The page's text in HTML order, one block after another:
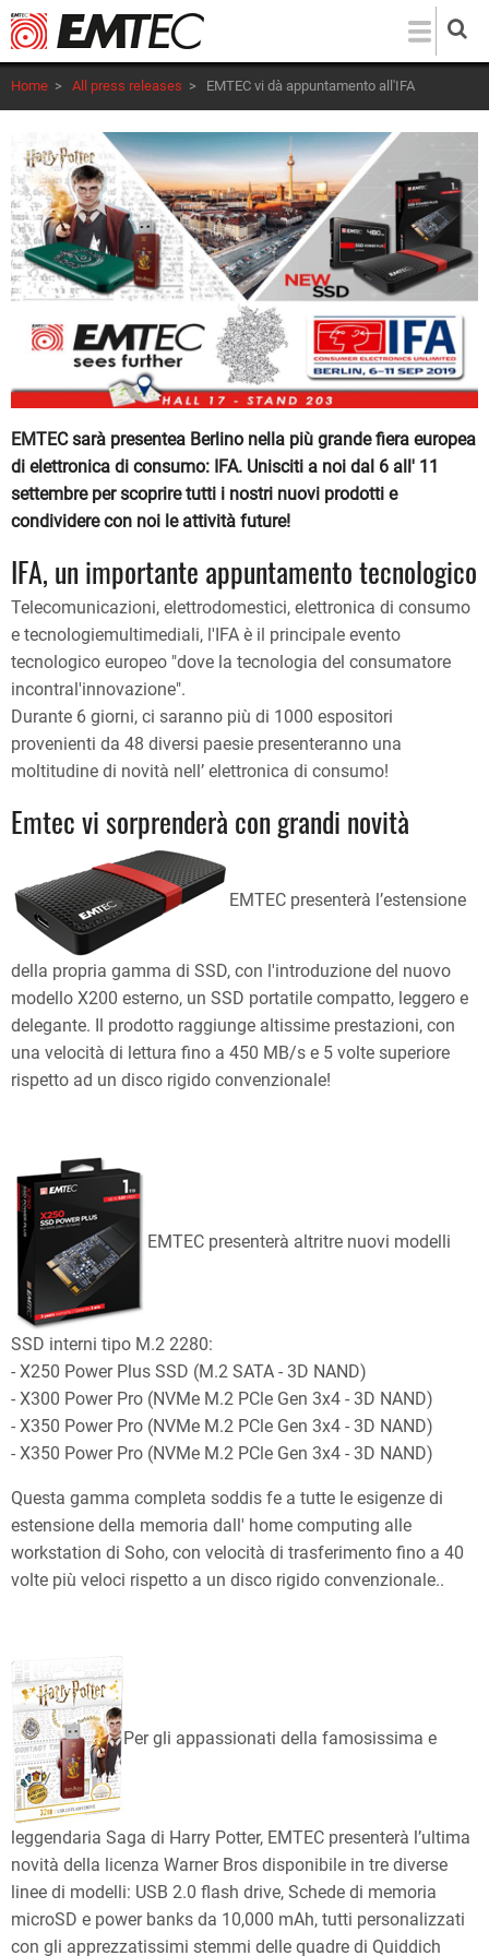
Salta
al
contenuto
principale
Home > All press releases > EMTEC vi dà appuntamento all'IFA
EMTEC sarà presentea Berlino nella più grande fiera europea
di elettronica di consumo: IFA. Unisciti a noi dal 6 all' 11
settembre per scoprire tutti i nostri nuovi prodotti e
condividere con noi le attività future!
IFA, un importante appuntamento tecnologico
Telecomunicazioni, elettrodomestici, elettronica di consumo
e tecnologiemultimediali, l'IFA è il principale evento
tecnologico europeo "dove la tecnologia del consumatore
incontral'innovazione".
Durante 6 giorni, ci saranno più di 1000 espositori
provenienti da 48 diversi paesie presenteranno una
moltitudine di novità nell’ elettronica di consumo!
Emtec vi sorprenderà con grandi novità
EMTEC presenterà l’estensione
della propria gamma di SSD, con l'introduzione del nuovo
modello X200 esterno, un SSD portatile compatto, leggero e
delegante. Il prodotto raggiunge altissime prestazioni, con
una velocità di lettura fino a 450 MB/s e 5 volte superiore
rispetto ad un disco rigido convenzionale!
EMTEC presenterà altritre nuovi modelli
SSD interni tipo M.2 2280:
- X250 Power Plus SSD (M.2 SATA - 3D NAND)
- X300 Power Pro (NVMe M.2 PCle Gen 3x4 - 3D NAND)
- X350 Power Pro (NVMe M.2 PCle Gen 3x4 - 3D NAND)
- X350 Power Pro (NVMe M.2 PCle Gen 3x4 - 3D NAND)
Questa gamma completa soddis fe a tutte le esigenze di
estensione della memoria dall' home computing alle
workstation di Soho, con velocità di trasferimento fino a 40
volte più veloci rispetto a un disco rigido convenzionale..
Per gli appassionati della famosissima e
leggendaria Saga di Harry Potter, EMTEC presenterà l’ultima
novità della licenza Warner Bros disponibile in tre diverse
linee di modelli: USB 2.0 flash drive, Schede di memoria
microSD e power banks da 10,000 mAh, tutti personalizzati
con gli apprezzatissimi stemmi delle quadre di Quiddich